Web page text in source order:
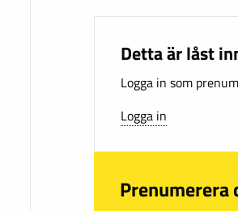
Detta är låst
Logga in som
Logga in